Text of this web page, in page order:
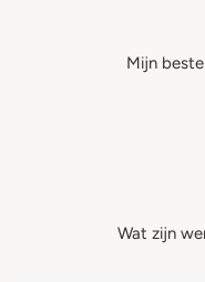
Mijn
Wat zijn